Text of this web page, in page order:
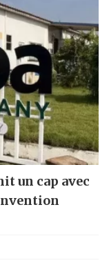
un cap avec